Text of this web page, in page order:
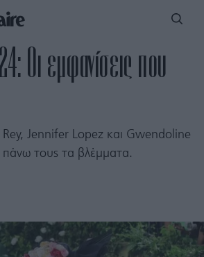
Οι εμφανίσεις που
Jennifer Lopez και Gwendoline
τους τα βλέμματα.